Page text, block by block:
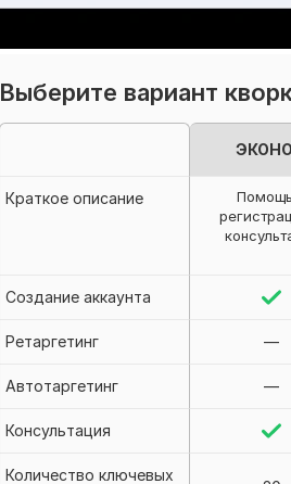
Выберите вариант
Краткое описание
Создание аккаунта
Ретаргетинг —
Автотаргетинг —
Консультация
Количество ключевых